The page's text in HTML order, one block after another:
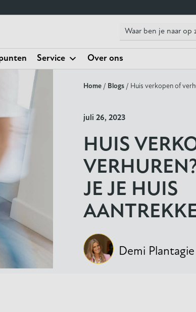
Service Over ons
Home / Blogs / Huis verkopen of
juli 26, 2023
HUIS
JE JE HUIS
Demi Plantagie